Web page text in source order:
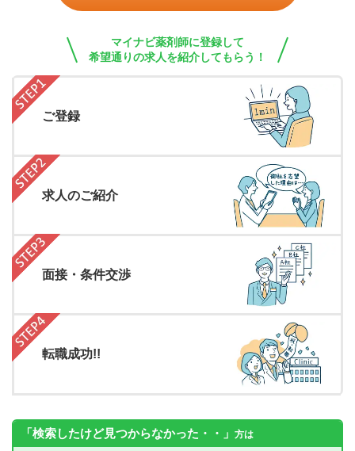
マイナビ薬剤師に登録して
希望通りの求人を紹介してもらう！
ご登録
求人のご紹介
面接・条件交渉
転職成功!!
「検索したけど見つからなかった・・」 方は